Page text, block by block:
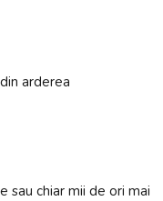
arderea
sau chiar mii de ori mai